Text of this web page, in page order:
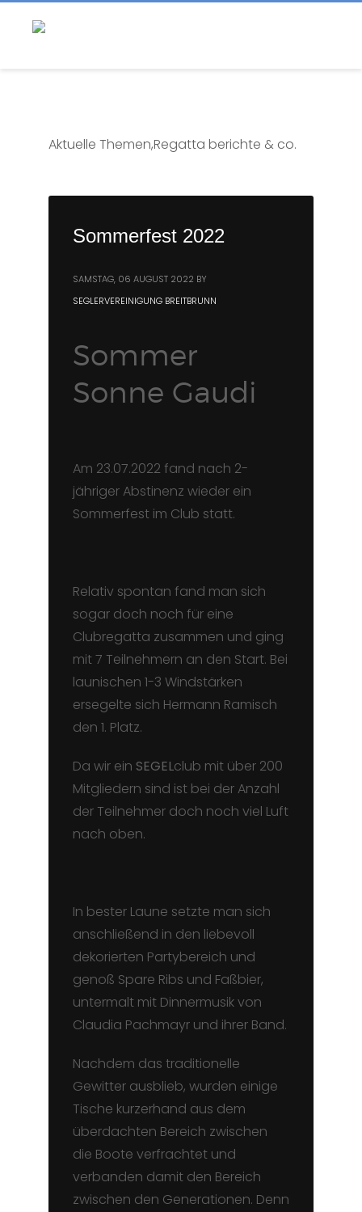
Aktuelle Themen,Regatta berichte & co.
Sommerfest 2022
SAMSTAG, 06 AUGUST 2022 BY
SEGLERVEREINIGUNG BREITBRUNN
Sommer
Sonne Gaudi
Am 23.07.2022 fand nach 2-
jähriger Abstinenz wieder ein
Sommerfest im Club statt.
Relativ spontan fand man sich
sogar doch noch für eine
Clubregatta zusammen und ging
mit 7 Teilnehmern an den Start. Bei
launischen 1-3 Windstärken
ersegelte sich Hermann Ramisch
den 1. Platz.
Da wir ein SEGELclub mit über 200
Mitgliedern sind ist bei der Anzahl
der Teilnehmer doch noch viel Luft
nach oben.
In bester Laune setzte man sich
anschließend in den liebevoll
dekorierten Partybereich und
genoß Spare Ribs und Faßbier,
untermalt mit Dinnermusik von
Claudia Pachmayr und ihrer Band.
Nachdem das traditionelle
Gewitter ausblieb, wurden einige
Tische kurzerhand aus dem
überdachten Bereich zwischen
die Boote verfrachtet und
verbanden damit den Bereich
zwischen den Generationen. Denn